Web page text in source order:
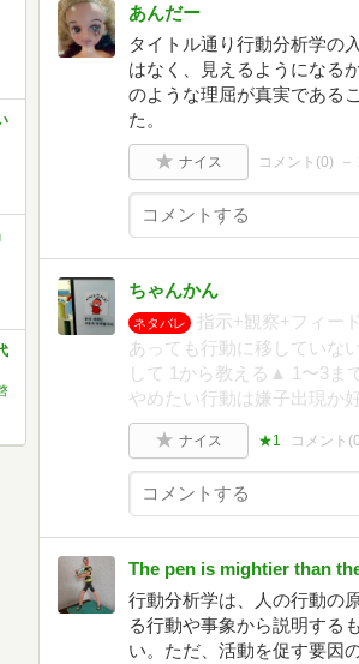
あんだー
タイトル通り行動分析学の
はなく、見えるようになる
のような理屈が真実である
た。
ナイス コメント(0)
ちゃんかん
ネタバレ
指示+観察+フィー
あっても行動に移していな
して 1から教える▲ 1〜3ま
やめたい行動は嫌子出現か
ナイス ★1 コメント(0
The pen is mightier than
行動分析学は、人の行動の
る行動や事象から説明する
い。ただ、活動を促す要因